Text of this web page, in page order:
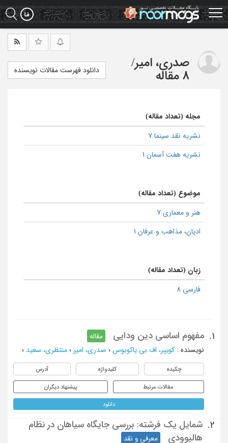
Skip
to
main
صدری، امیر/
8 مقاله
دانلود فهرست مقالات نویسنده
مجله (تعداد مقاله)
نشریه نقد سینما 7
نشریه هفت آسمان 1
موضوع (تعداد مقاله)
هنر و معماری 7
ادیان، مذاهب و عرفان 1
زبان (تعداد مقاله)
فارسی 8
1. مفهوم اساسی دین ودایی
مقاله
نویسنده : کویپر، اف.بی.یاکوبوس ؛ صدری، امیر ؛ منتظری، سعید ؛
چکیده کلیدواژه آدرس
مقالات مرتبط پیشنهاد دیگران
دانلود
2.
شمایل یک فرشته: بررسی جایگاه سیاهان در نظام
هالیوودی
معرفی و نقد